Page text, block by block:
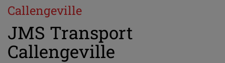
Callengeville
JMS Transport
Callengeville